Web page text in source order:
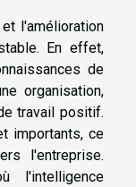
l'amélioration
En effet,
de
organisation,
travail positif.
importants, ce
l'entreprise.
l'intelligence